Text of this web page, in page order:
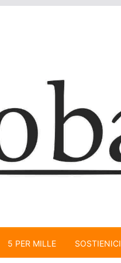
5 PER MILLE SOSTIENICI